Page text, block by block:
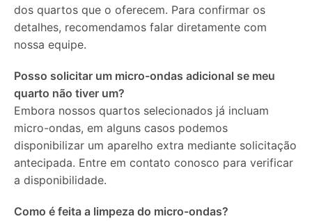
dos quartos que o oferecem. Para confirmar os
detalhes, recomendamos falar diretamente com
nossa equipe.
Posso solicitar um micro-ondas adicional se meu
quarto não tiver um?
Embora nossos quartos selecionados já incluam
micro-ondas, em alguns casos podemos
disponibilizar um aparelho extra mediante solicitação
antecipada. Entre em contato conosco para verificar
a disponibilidade.
Como é feita a limpeza do micro-ondas?